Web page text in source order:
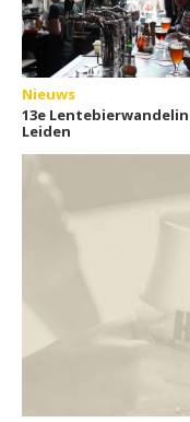
Nieuws
13e
Leiden